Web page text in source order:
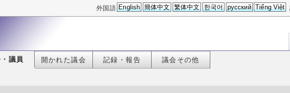
外国語 English 簡体中文 繁体中文 한국어 русский Tiếng Việt
議員 開かれた議会 記録・報告 議会その他